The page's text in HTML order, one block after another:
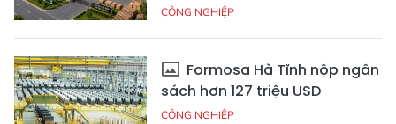
CÔNG NGHIỆP
Formosa Hà Tĩnh nộp ngân
sách hơn 127 triệu USD
CÔNG NGHIỆP